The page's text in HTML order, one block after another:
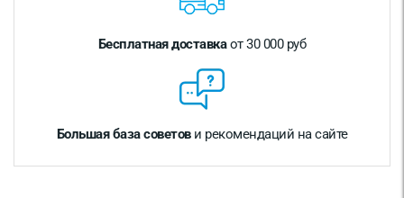
Бесплатная доставкаот 30 000 руб
Большая база советови рекомендаций на сайте